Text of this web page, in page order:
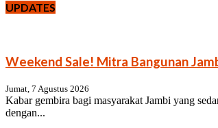
UPDATES
Weekend Sale! Mitra Bangunan
Jumat, 7 Agustus 2026
Kabar gembira bagi masyarakat Jambi yang
dengan...